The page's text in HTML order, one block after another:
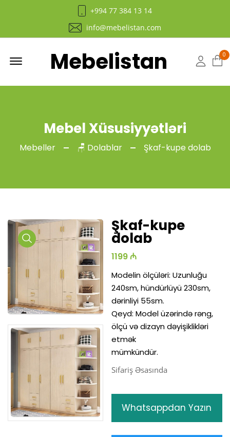
+994 77 384 13 14
info@mebelistan.com
Mebelistan 0
Mebel Xüsusiyyətləri
Mebeller 🪑 Dolablar Şkaf-kupe dolab
Media
Şkaf-kupe
dolab
1199 ₼
Modelin ölçüləri: Uzunluğu
240sm, hündürlüyü 230sm,
dərinliyi 55sm.
Qeyd: Model üzərində rəng,
ölçü və dizayn dəyişiklikləri
etmək
mümkündür.
Sifariş Əsasında
Whatsappdan Yazın